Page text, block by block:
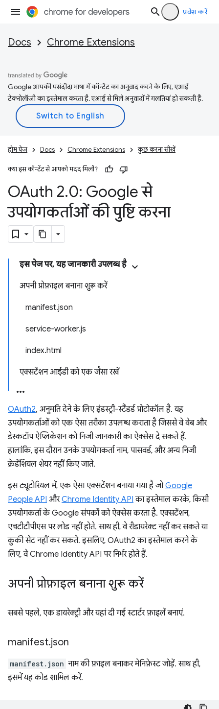
प्रवेश करें
Docs Chrome Extensions
Google आपकी पसंदीदा भाषा में कॉन्टेंट का अनुवाद करने के लिए, एआई
टेक्नोलॉजी का इस्तेमाल करता है. एआई से मिले अनुवादों में गलतियां हो सकती हैं.
होम पेज Docs Chrome Extensions कुछ करना सीखें
क्या इस कॉन्टेंट से आपको मदद मिली?
OAuth 2.0: Google से
उपयोगकर्ताओं की पुष्टि करना
इस पेज पर, यह जानकारी उपलब्ध है
अपनी प्रोफ़ाइल बनाना शुरू करें
manifest.json
service-worker.js
index.html
एक्सटेंशन आईडी को एक जैसा रखें
OAuth2, अनुमति देने के लिए इंडस्ट्री-स्टैंडर्ड प्रोटोकॉल है. यह
उपयोगकर्ताओं को एक ऐसा तरीका उपलब्ध कराता है जिससे वे वेब और
डेस्कटॉप ऐप्लिकेशन को निजी जानकारी का ऐक्सेस दे सकते हैं.
हालांकि, इस दौरान उनके उपयोगकर्ता नाम, पासवर्ड, और अन्य निजी
क्रेडेंशियल शेयर नहीं किए जाते.
इस ट्यूटोरियल में, एक ऐसा एक्सटेंशन बनाया गया है जोGoogle
People API औरChrome Identity API का इस्तेमाल करके, किसी
उपयोगकर्ता के Google संपर्कों को ऐक्सेस करता है. एक्सटेंशन,
एचटीटीपीएस पर लोड नहीं होते. साथ ही, वे रीडायरेक्ट नहीं कर सकते या
कुकी सेट नहीं कर सकते. इसलिए, OAuth2 का इस्तेमाल करने के
लिए, वे Chrome Identity API पर निर्भर होते हैं.
अपनी प्रोफ़ाइल बनाना शुरू करें
सबसे पहले, एक डायरेक्ट्री और यहां दी गई स्टार्टर फ़ाइलें बनाएं.
manifest.json
manifest.json नाम की फ़ाइल बनाकर मेनिफ़ेस्ट जोड़ें. साथ ही,
इसमें यह कोड शामिल करें.